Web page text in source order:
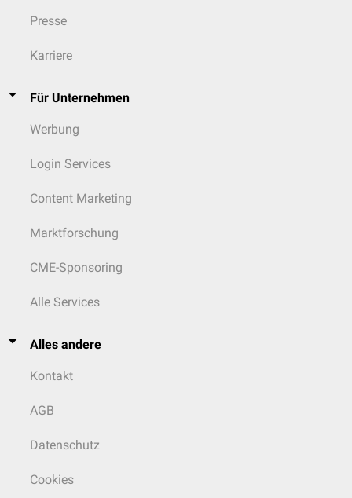
Presse
Karriere
Für Unternehmen
Werbung
Login Services
Content Marketing
Marktforschung
CME-Sponsoring
Alle Services
Alles andere
Kontakt
AGB
Datenschutz
Cookies